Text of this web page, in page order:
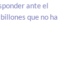
ante el
que no ha